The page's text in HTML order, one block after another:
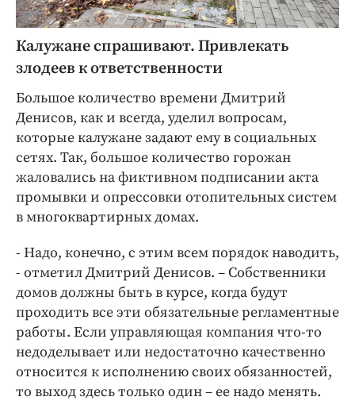
Калужане спрашивают. Привлекать
злодеев к ответственности
Большое количество времени Дмитрий
Денисов, как и всегда, уделил вопросам,
которые калужане задают ему в социальных
сетях. Так, большое количество горожан
жаловались на фиктивном подписании акта
промывки и опрессовки отопительных систем
в многоквартирных домах.
- Надо, конечно, с этим всем порядок наводить,
- отметил Дмитрий Денисов. – Собственники
домов должны быть в курсе, когда будут
проходить все эти обязательные регламентные
работы. Если управляющая компания что-то
недоделывает или недостаточно качественно
относится к исполнению своих обязанностей,
то выход здесь только один – ее надо менять.